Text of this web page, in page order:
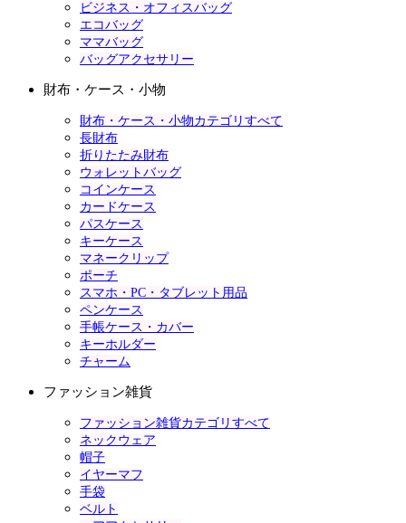
ビジネス・オフィスバッグ
エコバッグ
ママバッグ
バッグアクセサリー
財布・ケース・小物
財布・ケース・小物カテゴリすべて
長財布
折りたたみ財布
ウォレットバッグ
コインケース
カードケース
パスケース
キーケース
マネークリップ
ポーチ
スマホ・PC・タブレット用品
ペンケース
手帳ケース・カバー
キーホルダー
チャーム
ファッション雑貨
ファッション雑貨カテゴリすべて
ネックウェア
帽子
イヤーマフ
手袋
ベルト